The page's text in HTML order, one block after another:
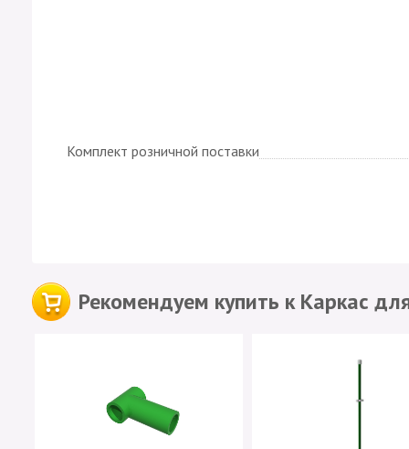
Комплект розничной поставки
Рекомендуем купить к Каркас